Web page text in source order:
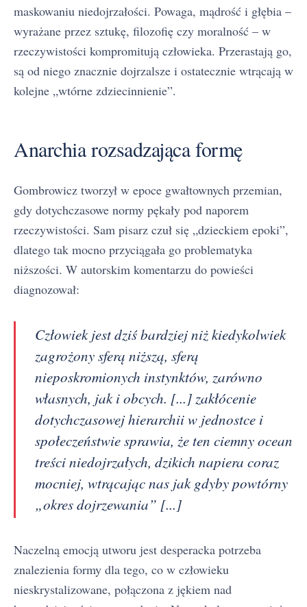
maskowaniu niedojrzałości. Powaga, mądrość i głębia –
wyrażane przez sztukę, filozofię czy moralność – w
rzeczywistości kompromitują człowieka. Przerastają go,
są od niego znacznie dojrzalsze i ostatecznie wtrącają w
kolejne „wtórne zdziecinnienie”.
Anarchia rozsadzająca formę
Gombrowicz tworzył w epoce gwałtownych przemian,
gdy dotychczasowe normy pękały pod naporem
rzeczywistości. Sam pisarz czuł się „dzieckiem epoki”,
dlatego tak mocno przyciągała go problematyka
niższości. W autorskim komentarzu do powieści
diagnozował:
Człowiek jest dziś bardziej niż kiedykolwiek
zagrożony sferą niższą, sferą
nieposkromionych instynktów, zarówno
własnych, jak i obcych. [...] zakłócenie
dotychczasowej hierarchii w jednostce i
społeczeństwie sprawia, że ten ciemny ocean
treści niedojrzałych, dzikich napiera coraz
mocniej, wtrącając nas jak gdyby powtórny
„okres dojrzewania” [...]
Naczelną emocją utworu jest desperacka potrzeba
znalezienia formy dla tego, co w człowieku
nieskrystalizowane, połączona z jękiem nad